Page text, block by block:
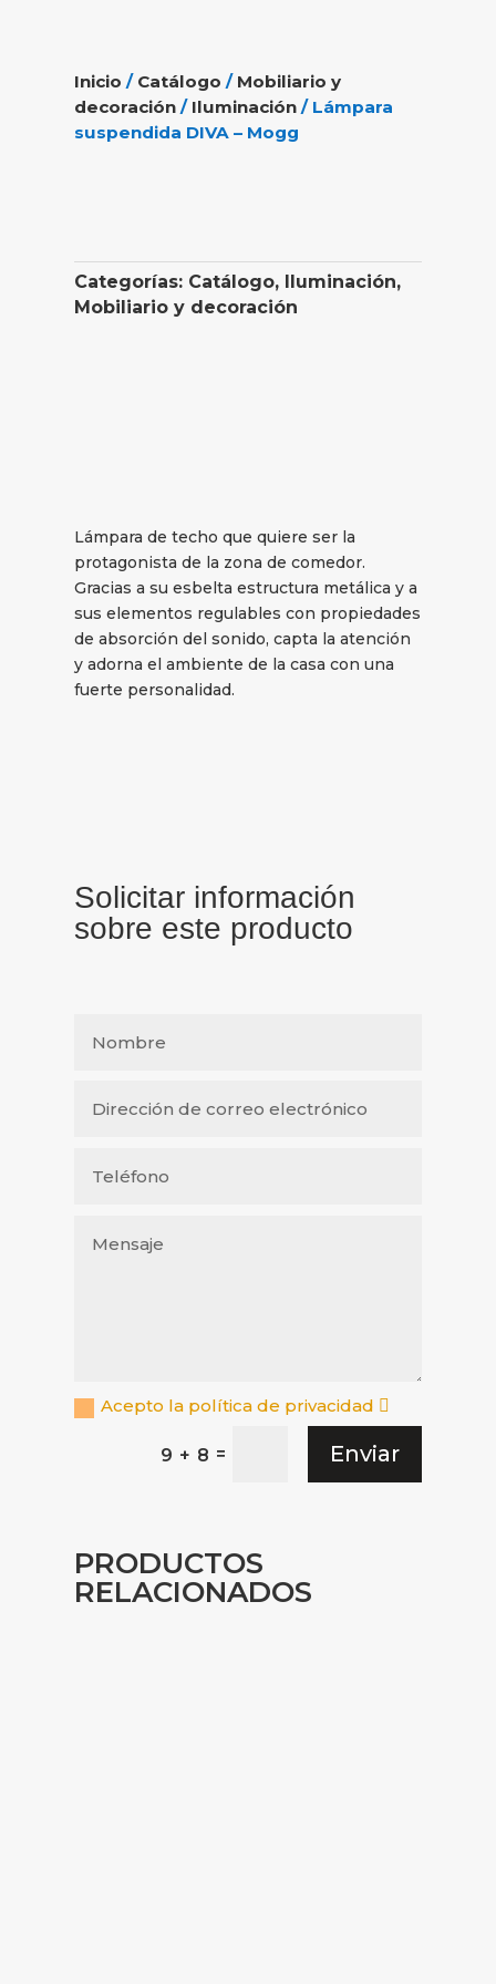
Inicio / Catálogo / Mobiliario y
decoración / Iluminación / Lámpara
suspendida DIVA – Mogg
Categorías: Catálogo, Iluminación,
Mobiliario y decoración
Lámpara de techo que quiere ser la
protagonista de la zona de comedor.
Gracias a su esbelta estructura metálica y a
sus elementos regulables con propiedades
de absorción del sonido, capta la atención
y adorna el ambiente de la casa con una
fuerte personalidad.
Solicitar información
sobre este producto
Acepto la política de privacidad
9 + 8 = Enviar
PRODUCTOS
RELACIONADOS